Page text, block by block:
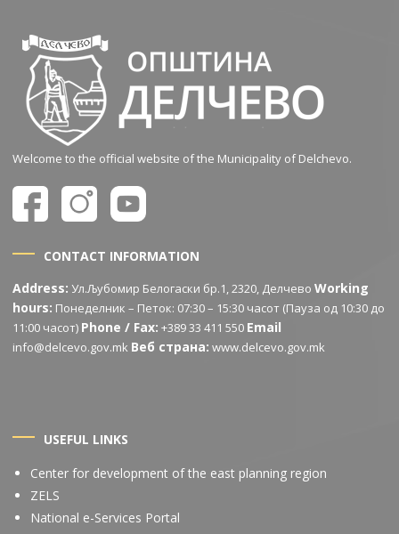
Welcome to the official website of the Municipality of Delchevo.
CONTACT INFORMATION
Address: Ул.Љубомир Белогаски бр.1, 2320, ДелчевоWorking
hours: Понеделник – Петок: 07:30 – 15:30 часот (Пауза од 10:30 до
11:00 часот) Phone / Fax: +389 33 411 550 Email
info@delcevo.gov.mk Веб страна: www.delcevo.gov.mk
USEFUL LINKS
Center for development of the east planning region
ZELS
National e-Services Portal